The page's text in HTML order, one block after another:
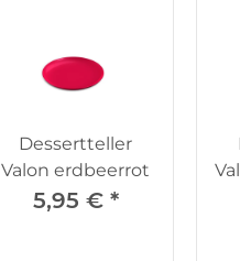
Dessertteller
Valon erdbeerrot
5,95 € *